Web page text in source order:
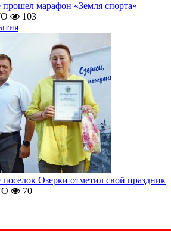
марафон «Земля спорта»
103
Озерки отметил свой праздник
70